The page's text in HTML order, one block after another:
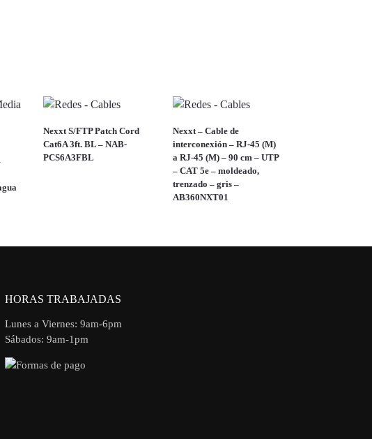
Nexxt S/FTP Patch Cord
Cat6A 3ft. BL – NAB-
PCS6A3FBL
Nexxt – Cable de
interconexión – RJ-45 (M)
a RJ-45 (M) – 90 cm – UTP
– CAT 5e – moldeado,
trenzado – gris –
AB360NXT01
HORAS TRABAJADAS
Lunes a Viernes: 9am-6pm
Sábados: 9am-1pm